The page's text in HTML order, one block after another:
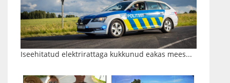
Iseehitatud elektrirattaga kukkunud eakas mees...